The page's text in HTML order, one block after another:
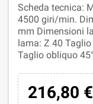
Scheda tecnica:
4500 giri/min.
mm Dimensioni
lama: Z 40
Taglio obliquo
216,80 €